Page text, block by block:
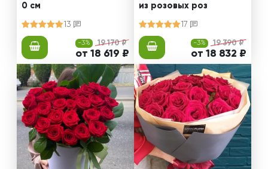
0 см
13
-3% 19 170 ₽
от 18 619 ₽
из розовых роз
17
-3% 19 390 ₽
от 18 832 ₽